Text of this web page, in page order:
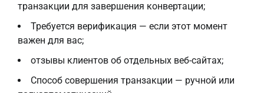
транзакции для завершения конвертации;
Требуется верификация — если этот момент
важен для вас;
отзывы клиентов об отдельных веб-сайтах;
Способ совершения транзакции — ручной или